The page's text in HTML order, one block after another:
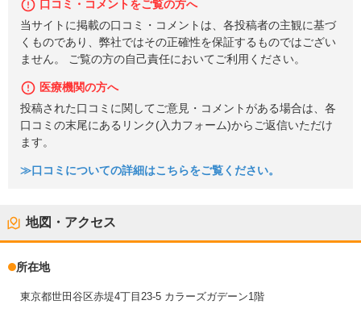
口コミ・コメントをご覧の方へ
当サイトに掲載の口コミ・コメントは、各投稿者の主観に基づ
くものであり、弊社ではその正確性を保証するものではござい
ません。 ご覧の方の自己責任においてご利用ください。
医療機関の方へ
投稿された口コミに関してご意見・コメントがある場合は、各
口コミの末尾にあるリンク(入力フォーム)からご返信いただけ
ます。
≫口コミについての詳細はこちらをご覧ください。
地図・アクセス
所在地
東京都世田谷区赤堤4丁目23-5 カラーズガデーン1階